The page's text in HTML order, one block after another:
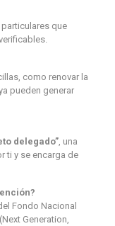
que
como renovar la
pueden generar
delegado”, una
ti y se encarga de
Fondo Nacional
Generation,